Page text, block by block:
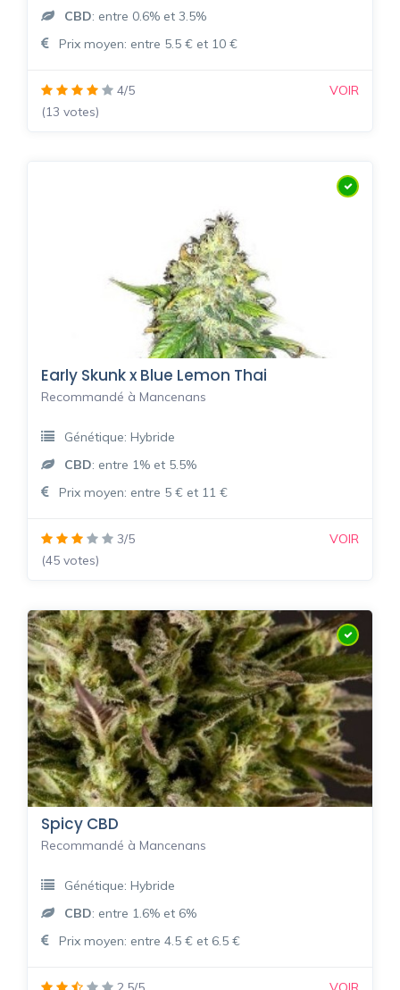
CBD: entre 0.6% et 3.5%
Prix moyen: entre 5.5 € et 10 €
4/5
(13 votes)
VOIR
Early Skunk x Blue Lemon Thai
Recommandé à Mancenans
Génétique: Hybride
CBD: entre 1% et 5.5%
Prix moyen: entre 5 € et 11 €
3/5
(45 votes)
VOIR
Spicy CBD
Recommandé à Mancenans
Génétique: Hybride
CBD: entre 1.6% et 6%
Prix moyen: entre 4.5 € et 6.5 €